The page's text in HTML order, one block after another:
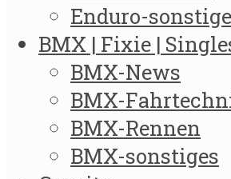
Enduro-
BMX | Fixie |
BMX-News
BMX-
BMX-Rennen
BMX-sonstiges